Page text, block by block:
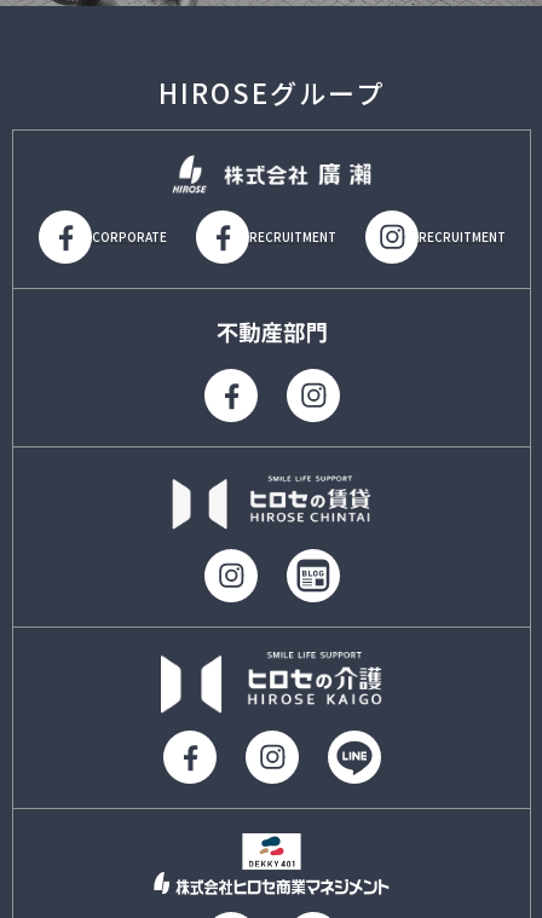
HIROSEグループ
CORPORATE RECRUITMENT RECRUITMENT